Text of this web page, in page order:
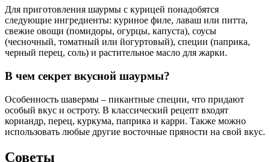
Для приготовления шаурмы с курицей понадобятся
следующие ингредиенты: куриное филе, лаваш или питта,
свежие овощи (помидоры, огурцы, капуста), соусы
(чесночный, томатный или йогуртовый), специи (паприка,
черный перец, соль) и растительное масло для жарки.
В чем секрет вкусной шаурмы?
Особенность шавермы – пикантные специи, что придают
особый вкус и остроту. В классический рецепт входят
кориандр, перец, куркума, паприка и карри. Также можно
использовать любые другие восточные пряности на свой вкус.
Советы